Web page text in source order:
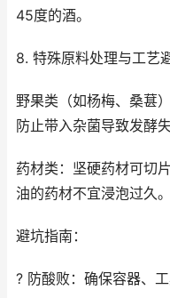
45度的酒。
8. 特殊原料处理与工艺
野果类（如杨梅、桑葚
防止带入杂菌导致发酵
药材类：坚硬药材可切
油的药材不宜浸泡过久。
避坑指南：
? 防酸败：确保容器、